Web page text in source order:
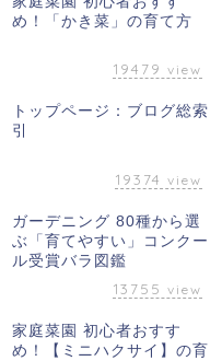
め！「かき菜」の育て方
19479 view
トップページ：ブログ総索
引
19374 view
ガーデニング 80種から選
ぶ「育てやすい」コンクー
ル受賞バラ図鑑
13755 view
家庭菜園 初心者おすす
め！【ミニハクサイ】の育